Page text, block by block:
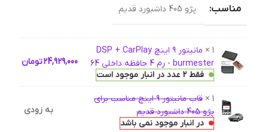
مناسب: پژو 405 داشبورد قدیم
1 ×
مانیتور 9 اینچ DSP + CarPlay
burmester - رم 4 حافظه داخلی 64
فقط 2 عدد در انبار موجود است
24,929,000تومان
1 ×
قاب مانیتور 9 اینچ مناسب برای
پژو 405 داشبورد قدیم
در انبار موجود نمی باشد
به زودی